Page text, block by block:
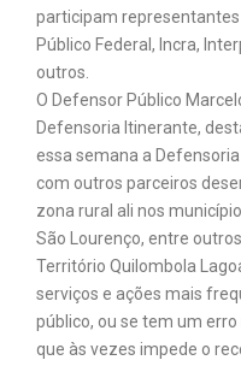
participam representantes
Público Federal, Incra,
outros.
O Defensor Público
Defensoria Itinerante,
essa semana a
com outros parceiros
zona rural ali nos
São Lourenço, entre
Território Quilombola
serviços e ações mais
público, ou se tem um
que às vezes impede o